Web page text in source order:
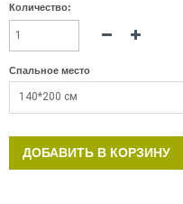
Количество:
Спальное место
140*200 см
ДОБАВИТЬ В КОРЗИНУ